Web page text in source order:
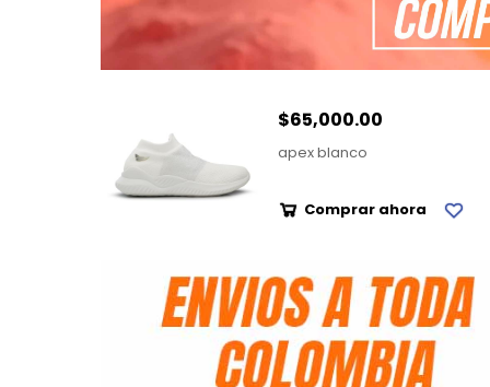
$65,000.00
apex blanco
Comprar ahora